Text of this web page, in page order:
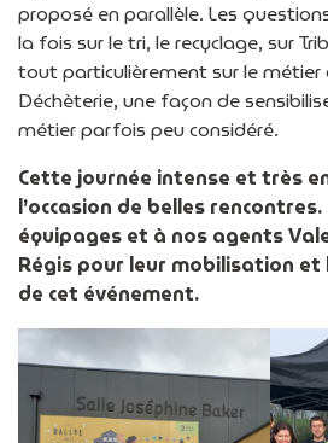
proposé en parallèle. Les
la fois sur le tri, le recyclage, sur
tout particulièrement sur le métier
Déchèterie, une façon de
métier parfois peu considéré.
Cette journée intense et très
l’occasion de belles
équipages et à nos agents
Régis pour leur mobilisation
de cet événement.